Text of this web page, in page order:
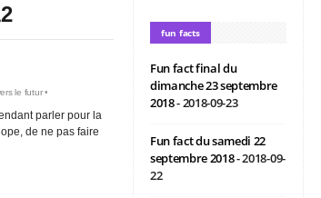
le futur•
parler pour la
de ne pas faire
fun facts
Fun fact final du
dimanche 23 septembre
2018- 2018-09-23
Fun fact du samedi 22
septembre 2018- 2018-09-
22